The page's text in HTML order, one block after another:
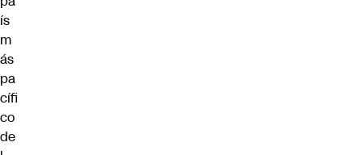
ís
m
ás
pa
cífi
co
de